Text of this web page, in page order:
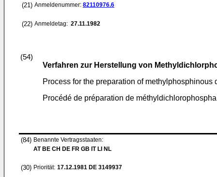
(21) Anmeldenummer: 82110976.6
(22) Anmeldetag: 27.11.1982
(54)
Verfahren zur Herstellung von
Process for the preparation of methylphosphinous
Procédé de préparation de
(84) Benannte Vertragsstaaten:
AT BE CH DE FR GB IT LI NL
(30) Priorität: 17.12.1981 DE 3149937